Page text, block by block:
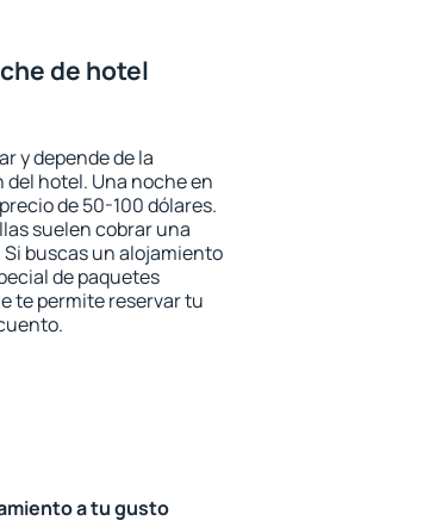
de hotel
y depende de la
hotel. Una noche en
de 50-100 dólares.
suelen cobrar una
Si buscas un alojamiento
de paquetes
te permite reservar tu
a tu gusto